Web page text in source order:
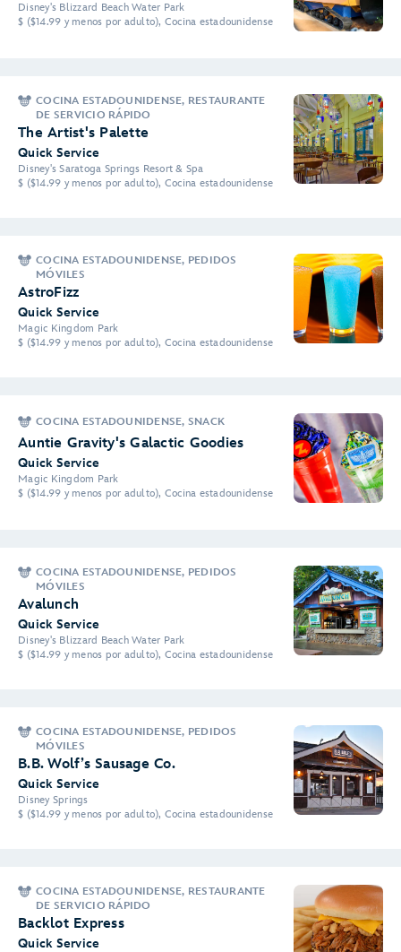
Disney's Blizzard Beach Water Park
$ ($14.99 y menos por adulto), Cocina estadounidense
COCINA ESTADOUNIDENSE, RESTAURANTE
DE SERVICIO RÁPIDO
The Artist's Palette
Quick Service
Disney's Saratoga Springs Resort & Spa
$ ($14.99 y menos por adulto), Cocina estadounidense
COCINA ESTADOUNIDENSE, PEDIDOS
MÓVILES
AstroFizz
Quick Service
Magic Kingdom Park
$ ($14.99 y menos por adulto), Cocina estadounidense
COCINA ESTADOUNIDENSE, SNACK
Auntie Gravity's Galactic Goodies
Quick Service
Magic Kingdom Park
$ ($14.99 y menos por adulto), Cocina estadounidense
COCINA ESTADOUNIDENSE, PEDIDOS
MÓVILES
Avalunch
Quick Service
Disney's Blizzard Beach Water Park
$ ($14.99 y menos por adulto), Cocina estadounidense
COCINA ESTADOUNIDENSE, PEDIDOS
MÓVILES
B.B. Wolf’s Sausage Co.
Quick Service
Disney Springs
$ ($14.99 y menos por adulto), Cocina estadounidense
COCINA ESTADOUNIDENSE, RESTAURANTE
DE SERVICIO RÁPIDO
Backlot Express
Quick Service